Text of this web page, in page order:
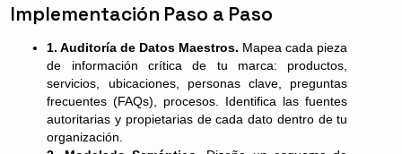
Implementación Paso a Paso
1. Auditoría de Datos Maestros. Mapea cada pieza
de información crítica de tu marca: productos,
servicios, ubicaciones, personas clave, preguntas
frecuentes (FAQs), procesos. Identifica las fuentes
autoritarias y propietarias de cada dato dentro de tu
organización.